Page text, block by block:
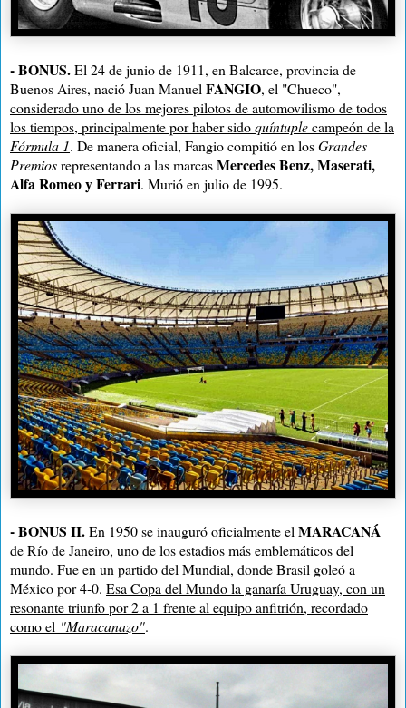
-BONUS.El 24 de junio de 1911, en Balcarce, provincia de
Buenos Aires, nació Juan Manuel FANGIO, el "Chueco",
considerado uno de los mejores pilotos de automovilismo de todos
los tiempos, principalmente por haber sidoquíntuplecampeón de la
Fórmula 1. De manera oficial, Fangio compitió en losGrandes
Premiosrepresentando a las marcasMercedes Benz, Maserati,
Alfa Romeo y Ferrari. Murió en julio de 1995.
-BONUS II.En 1950 se inauguró oficialmente el MARACANÁ
de Río de Janeiro, uno de los estadios más emblemáticos del
mundo. Fue en un partido del Mundial, donde Brasil goleó a
México por 4-0. Esa Copa del Mundo la ganaría Uruguay, con un
resonante triunfo por 2 a 1 frente al equipo anfitrión, recordado
como el "Maracanazo".